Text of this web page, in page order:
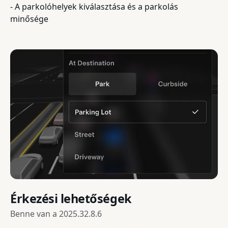
- A parkolóhelyek kiválasztása és a parkolás
minősége
Érkezési lehetőségek
Benne van a 2025.32.8.6